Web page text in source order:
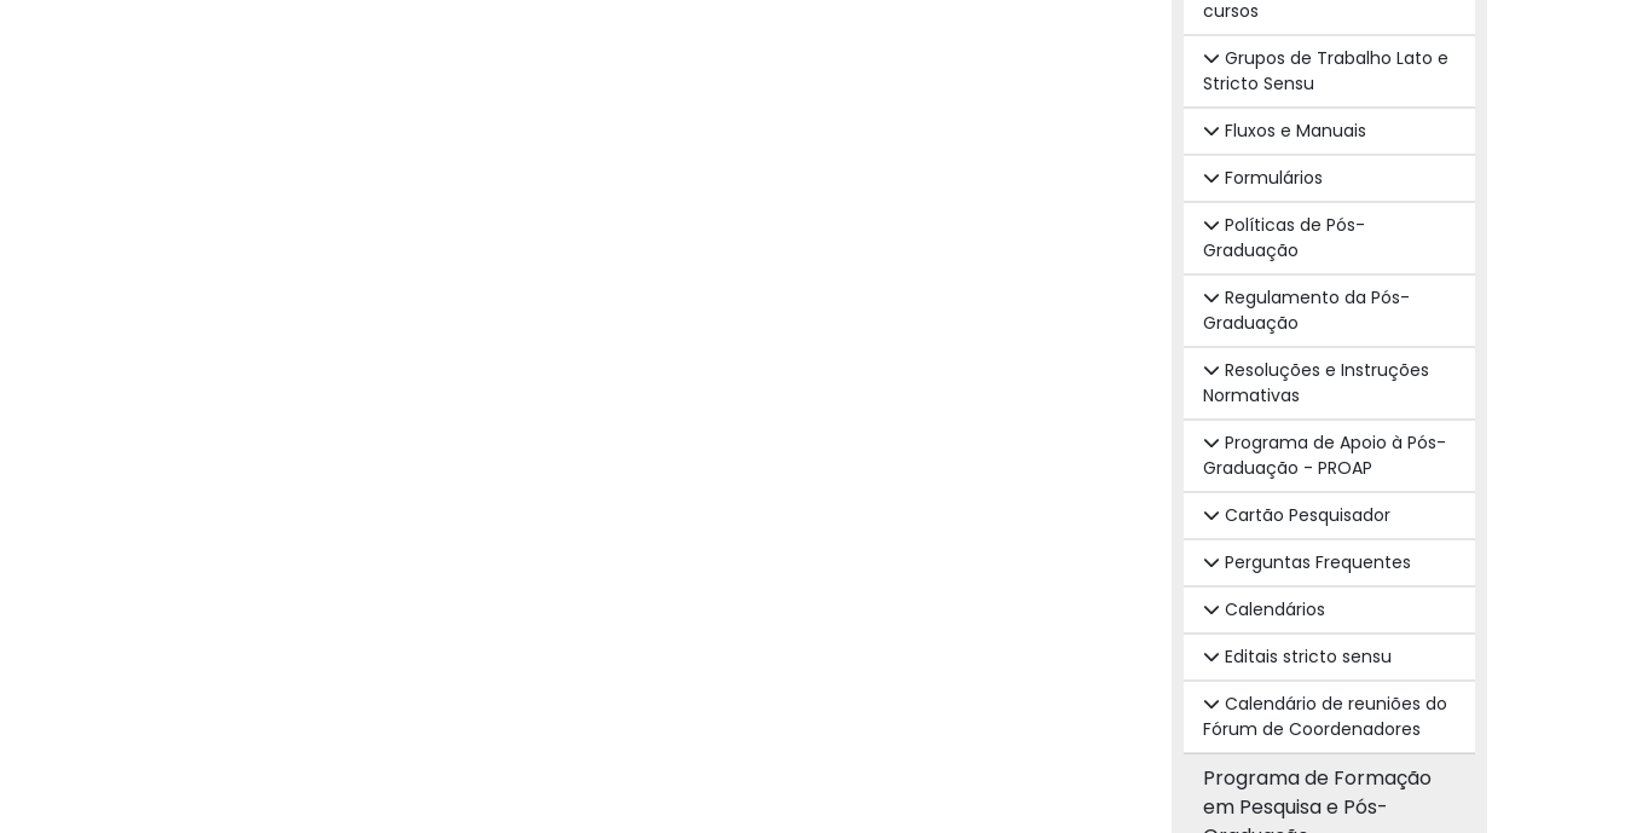
cursos
Grupos de Trabalho Lato e
Stricto Sensu
Fluxos e Manuais
Formulários
Políticas de Pós-
Graduação
Regulamento da Pós-
Graduação
Resoluções e Instruções
Normativas
Programa de Apoio à Pós-
Graduação - PROAP
Cartão Pesquisador
Perguntas Frequentes
Calendários
Editais stricto sensu
Calendário de reuniões do
Fórum de Coordenadores
Programa de Formação
em Pesquisa e Pós-